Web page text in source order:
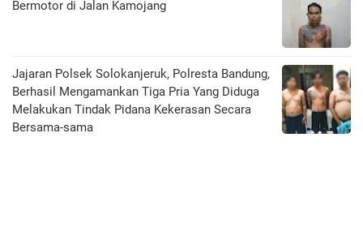
Bermotor di Jalan Kamojang
Jajaran Polsek Solokanjeruk, Polresta Bandung,
Berhasil Mengamankan Tiga Pria Yang Diduga
Melakukan Tindak Pidana Kekerasan Secara
Bersama-sama